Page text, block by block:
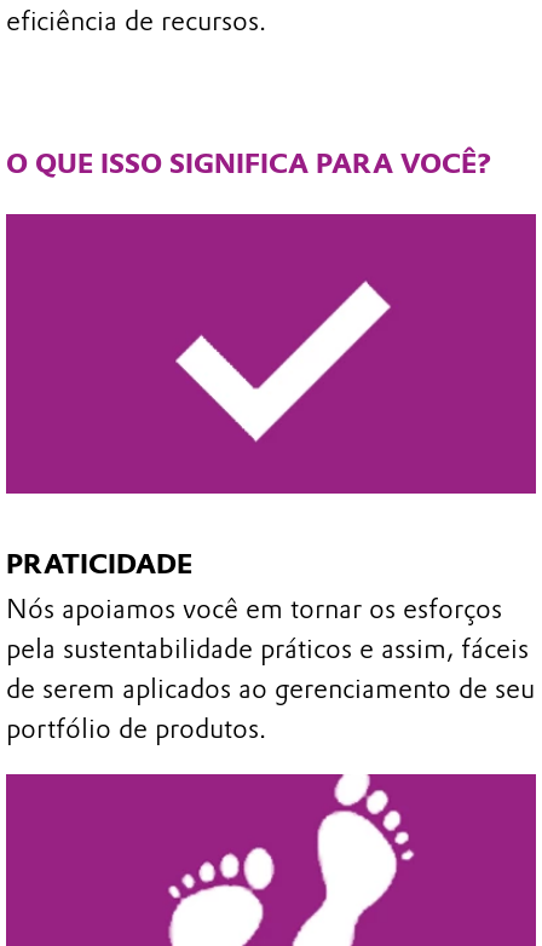
eficiência de recursos.
O QUE ISSO SIGNIFICA PARA VOCÊ?
PRATICIDADE
Nós apoiamos você em tornar os esforços
pela sustentabilidade práticos e assim, fáceis
de serem aplicados ao gerenciamento de seu
portfólio de produtos.